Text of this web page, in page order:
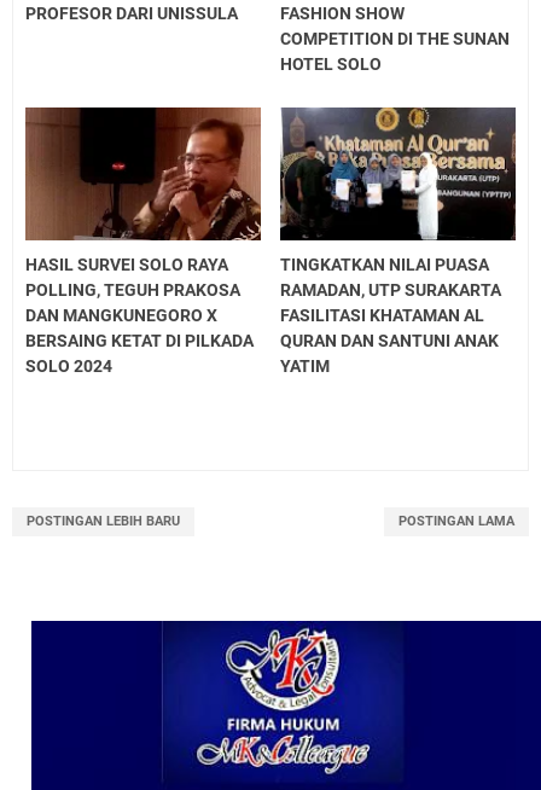
PROFESOR DARI UNISSULA
FASHION SHOW
COMPETITION DI THE SUNAN
HOTEL SOLO
HASIL SURVEI SOLO RAYA
POLLING, TEGUH PRAKOSA
DAN MANGKUNEGORO X
BERSAING KETAT DI PILKADA
SOLO 2024
TINGKATKAN NILAI PUASA
RAMADAN, UTP SURAKARTA
FASILITASI KHATAMAN AL
QURAN DAN SANTUNI ANAK
YATIM
POSTINGAN LEBIH BARU POSTINGAN LAMA